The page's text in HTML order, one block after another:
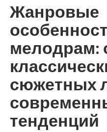
Жанровые
мелодрам:
сюжетных
тенденций